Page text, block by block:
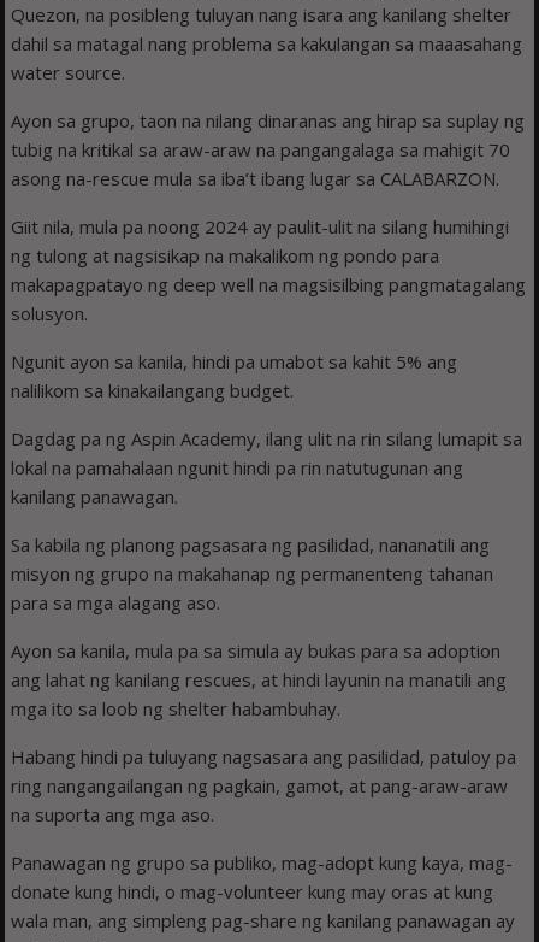
Quezon, na posibleng tuluyan nang isara ang kanilang shelter
dahil sa matagal nang problema sa kakulangan sa maaasahang
water source.
Ayon sa grupo, taon na nilang dinaranas ang hirap sa suplay ng
tubig na kritikal sa araw-araw na pangangalaga sa mahigit 70
asong na-rescue mula sa iba’t ibang lugar sa CALABARZON.
Giit nila, mula pa noong 2024 ay paulit-ulit na silang humihingi
ng tulong at nagsisikap na makalikom ng pondo para
makapagpatayo ng deep well na magsisilbing pangmatagalang
solusyon.
Ngunit ayon sa kanila, hindi pa umabot sa kahit 5% ang
nalilikom sa kinakailangang budget.
Dagdag pa ng Aspin Academy, ilang ulit na rin silang lumapit sa
lokal na pamahalaan ngunit hindi pa rin natutugunan ang
kanilang panawagan.
Sa kabila ng planong pagsasara ng pasilidad, nananatili ang
misyon ng grupo na makahanap ng permanenteng tahanan
para sa mga alagang aso.
Ayon sa kanila, mula pa sa simula ay bukas para sa adoption
ang lahat ng kanilang rescues, at hindi layunin na manatili ang
mga ito sa loob ng shelter habambuhay.
Habang hindi pa tuluyang nagsasara ang pasilidad, patuloy pa
ring nangangailangan ng pagkain, gamot, at pang-araw-araw
na suporta ang mga aso.
Panawagan ng grupo sa publiko, mag-adopt kung kaya, mag-
donate kung hindi, o mag-volunteer kung may oras at kung
wala man, ang simpleng pag-share ng kanilang panawagan ay